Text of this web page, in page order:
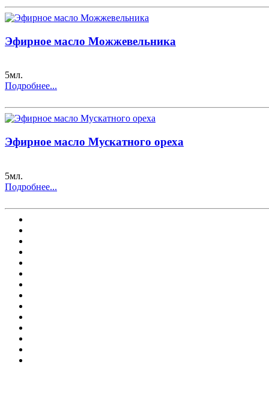
Эфирное масло Можжевельника
5мл.
Подробнее...
Эфирное масло Мускатного ореха
5мл.
Подробнее...